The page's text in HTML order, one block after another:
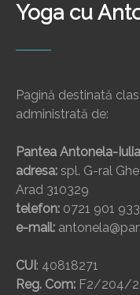
Yoga cu
Pagină destinată
administrată de:
Pantea Antonela-
adresa: spl. G-ral
Arad 310329
telefon: 0721 901 933
e-mail:
CUI : 40818271
Reg. Com: F2/204/